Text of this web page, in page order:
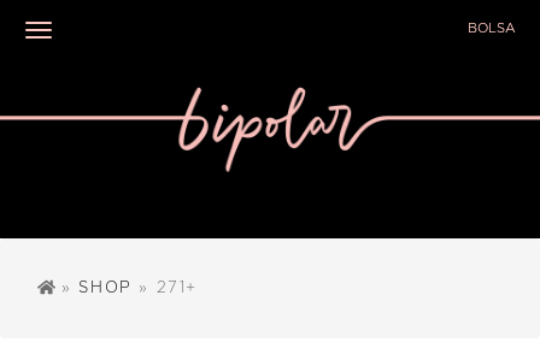
Toggle navigation BOLSA
» SHOP » 271+